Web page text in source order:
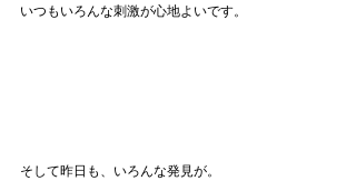
いつもいろんな刺激が心地よいです。
そして昨日も、いろんな発見が。